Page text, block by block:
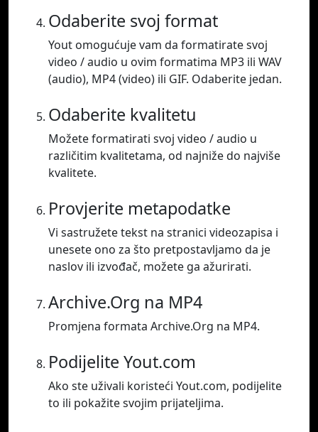
Odaberite svoj format
Yout omogućuje vam da formatirate svoj
video / audio u ovim formatima MP3 ili WAV
(audio), MP4 (video) ili GIF. Odaberite jedan.
Odaberite kvalitetu
Možete formatirati svoj video / audio u
različitim kvalitetama, od najniže do najviše
kvalitete.
Provjerite metapodatke
Vi sastružete tekst na stranici videozapisa i
unesete ono za što pretpostavljamo da je
naslov ili izvođač, možete ga ažurirati.
Archive.Org na MP4
Promjena formata Archive.Org na MP4.
Podijelite Yout.com
Ako ste uživali koristeći Yout.com, podijelite
to ili pokažite svojim prijateljima.